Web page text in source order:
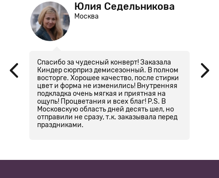
Юлия Седельникова
Москва
Спасибо за чудесный конверт! Заказала
Киндер сюрприз демисезонный. В полном
восторге. Хорошее качество, после стирки
цвет и форма не изменились! Внутренняя
подкладка очень мягкая и приятная на
ощупь! Процветания и всех благ! P.S. В
Московскую область дней десять шел, но
отправили не сразу, т.к. заказывала перед
праздниками.